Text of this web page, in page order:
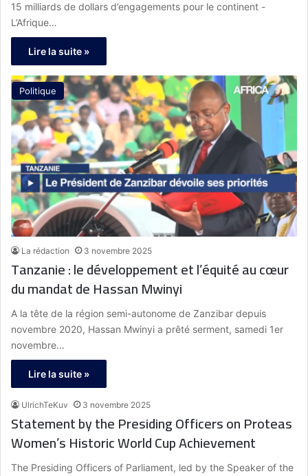
15 milliards de dollars d’engagements pour le continent -
L’Afrique…
Lire la suite »
Politique
La rédaction 3 novembre 2025
Tanzanie : le développement et l’équité au cœur
du mandat de Hassan Mwinyi
A la tête de la région semi-autonome de Zanzibar depuis
novembre 2020, Hassan Mwinyi a prêté serment, samedi 1er
novembre…
Lire la suite »
UlrichTeKuv 3 novembre 2025
Statement by the Presiding Officers on Proteas
Women’s Historic World Cup Achievement
The Presiding Officers of Parliament, led by the Speaker of the